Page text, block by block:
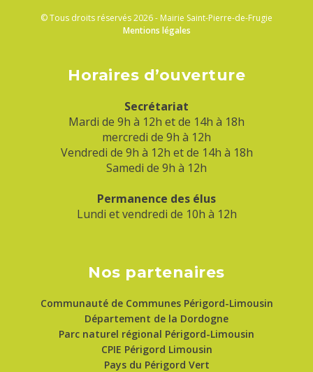
© Tous droits réservés 2026 - Mairie Saint-Pierre-de-Frugie
Mentions légales
Horaires d’ouverture
Secrétariat
Mardi de 9h à 12h et de 14h à 18h
mercredi de 9h à 12h
Vendredi de 9h à 12h et de 14h à 18h
Samedi de 9h à 12h
Permanence des élus
Lundi et vendredi de 10h à 12h
Nos partenaires
Communauté de Communes Périgord-Limousin
Département de la Dordogne
Parc naturel régional Périgord-Limousin
CPIE Périgord Limousin
Pays du Périgord Vert